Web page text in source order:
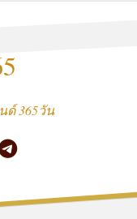
ด์ 365วัน